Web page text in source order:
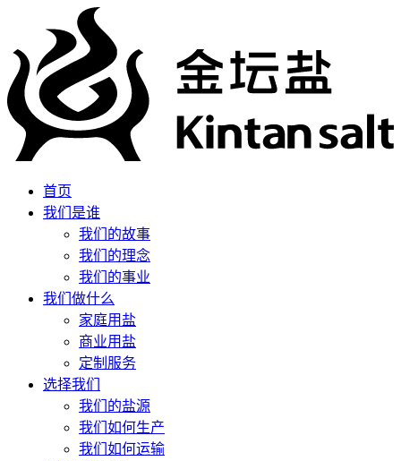
首页
我们是谁
我们的故事
我们的理念
我们的事业
我们做什么
家庭用盐
商业用盐
定制服务
选择我们
我们的盐源
我们如何生产
我们如何运输